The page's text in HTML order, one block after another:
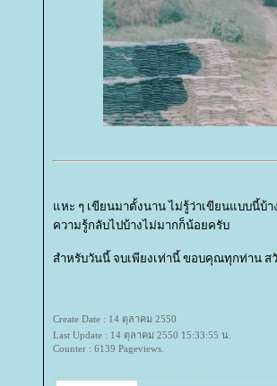
หะ ๆ เขียนมาตั้งนาน ไม่รู้ว่าเขียนแบบนี้บ้า
ความรู้กลับไปบ้างไม่มากก็น้อยครับ
สำหรับวันนี้ จบเพียงเท่านี้ ขอบคุณทุกท่าน ส
Create Date : 14 ตุลาคม 2550
Last Update : 14 ตุลาคม 2550 15:33:55 น.
Counter : 6139 Pageviews.